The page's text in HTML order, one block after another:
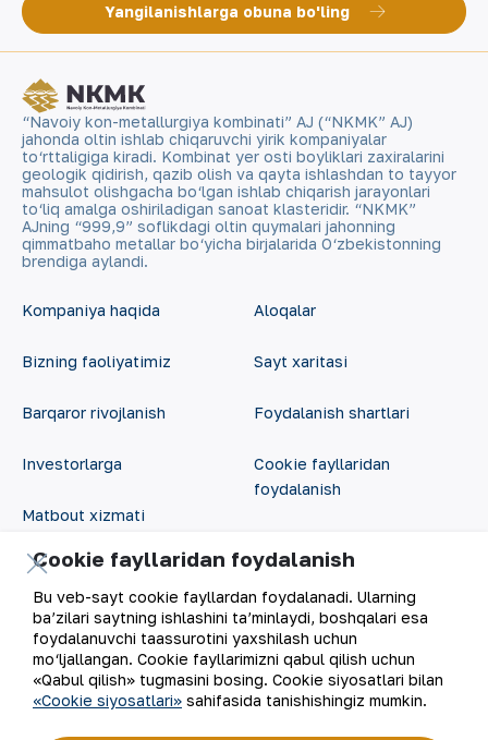
Yangilanishlarga obuna bo'ling
“Navoiy kon-metallurgiya kombinati” AJ (“NKMK” AJ)
jahonda oltin ishlab chiqaruvchi yirik kompaniyalar
to‘rttaligiga kiradi. Kombinat yer osti boyliklari zaxiralarini
geologik qidirish, qazib olish va qayta ishlashdan to tayyor
mahsulot olishgacha bo‘lgan ishlab chiqarish jarayonlari
to‘liq amalga oshiriladigan sanoat klasteridir. “NKMK”
AJning “999,9” soflikdagi oltin quymalari jahonning
qimmatbaho metallar bo‘yicha birjalarida O‘zbekistonning
brendiga aylandi.
Kompaniya haqida
Bizning faoliyatimiz
Barqaror rivojlanish
Investorlarga
Matbout xizmati
Karyera
Raqamli hukumat
Aloqalar
Sayt xaritasi
Foydalanish shartlari
Cookie fayllaridan
foydalanish
RSS feed
Cookie fayllaridan foydalanish
Bu veb-sayt cookie fayllardan foydalanadi. Ularning
ba’zilari saytning ishlashini ta’minlaydi, boshqalari esa
foydalanuvchi taassurotini yaxshilash uchun
mo‘ljallangan. Cookie fayllarimizni qabul qilish uchun
«Qabul qilish» tugmasini bosing. Cookie siyosatlari bilan
«Cookie siyosatlari» sahifasida tanishishingiz mumkin.